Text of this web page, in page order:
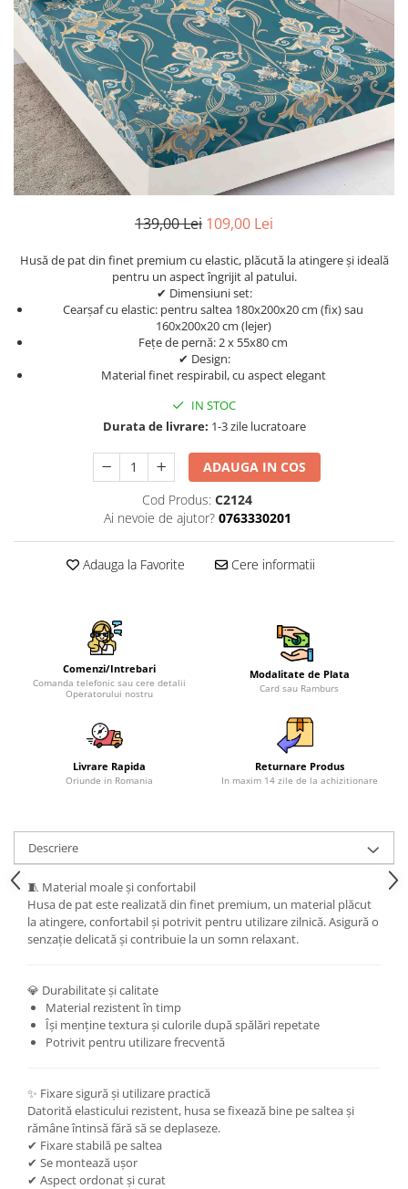
Cearceaf Normal
Lenjerii Pat Imprimeu 5D cu Elastic
Cearceaf cu Elastic pat 1 Persoana
Cearceaf cu Elastic pat 2 Persoane
Lenjerii Pat Inimi Brodate
Lenjerii Pat, Bumbac-Finet
Premium, 1 Persoana
Lenjerii Pat, Bumbac-Finet
Premium, 2 Persoane
139,00 Lei 109,00 Lei
Husă de pat din finet premium cu elastic, plăcută la atingere și ideală
pentru un aspect îngrijit al patului.
✔ Dimensiuni set:
Cearșaf cu elastic: pentru saltea 180x200x20 cm (fix) sau
160x200x20 cm (lejer)
Fețe de pernă: 2 x 55x80 cm
✔ Design:
Material finet respirabil, cu aspect elegant
IN STOC
Durata de livrare: 1-3 zile lucratoare
ADAUGA IN COS
Cod Produs: C2124
Ai nevoie de ajutor? 0763330201
Adauga la Favorite Cere informatii
Comenzi/Intrebari
Comanda telefonic sau cere detalii
Operatorului nostru
Modalitate de Plata
Card sau Ramburs
Livrare Rapida
Oriunde in Romania
Returnare Produs
In maxim 14 zile de la achizitionare
Descriere
🧵 Material moale și confortabil
Husa de pat este realizată din finet premium, un material plăcut
la atingere, confortabil și potrivit pentru utilizare zilnică. Asigură o
senzație delicată și contribuie la un somn relaxant.
💎 Durabilitate și calitate
Material rezistent în timp
Își menține textura și culorile după spălări repetate
Potrivit pentru utilizare frecventă
✨ Fixare sigură și utilizare practică
Datorită elasticului rezistent, husa se fixează bine pe saltea și
rămâne întinsă fără să se deplaseze.
✔ Fixare stabilă pe saltea
✔ Se montează ușor
✔ Aspect ordonat și curat